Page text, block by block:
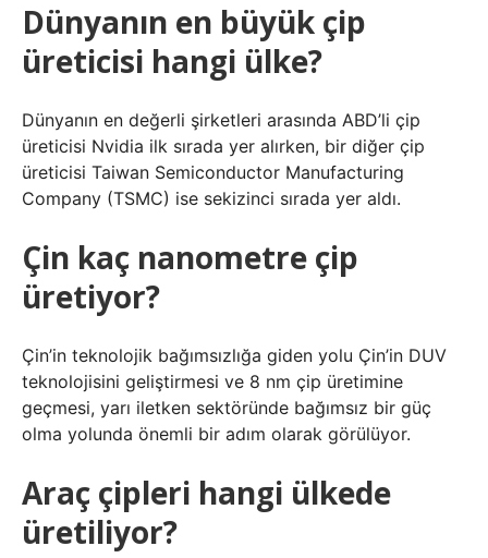
Dünyanın en büyük çip
üreticisi hangi ülke?
Dünyanın en değerli şirketleri arasında ABD’li çip
üreticisi Nvidia ilk sırada yer alırken, bir diğer çip
üreticisi Taiwan Semiconductor Manufacturing
Company (TSMC) ise sekizinci sırada yer aldı.
Çin kaç nanometre çip
üretiyor?
Çin’in teknolojik bağımsızlığa giden yolu Çin’in DUV
teknolojisini geliştirmesi ve 8 nm çip üretimine
geçmesi, yarı iletken sektöründe bağımsız bir güç
olma yolunda önemli bir adım olarak görülüyor.
Araç çipleri hangi ülkede
üretiliyor?